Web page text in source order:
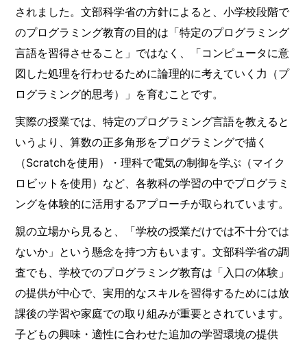
されました。文部科学省の方針によると、小学校段階で
のプログラミング教育の目的は「特定のプログラミング
言語を習得させること」ではなく、「コンピュータに意
図した処理を行わせるために論理的に考えていく力（プ
ログラミング的思考）」を育むことです。
実際の授業では、特定のプログラミング言語を教えると
いうより、算数の正多角形をプログラミングで描く
（Scratchを使用）・理科で電気の制御を学ぶ（マイク
ロビットを使用）など、各教科の学習の中でプログラミ
ングを体験的に活用するアプローチが取られています。
親の立場から見ると、「学校の授業だけでは不十分では
ないか」という懸念を持つ方もいます。文部科学省の調
査でも、学校でのプログラミング教育は「入口の体験」
の提供が中心で、実用的なスキルを習得するためには放
課後の学習や家庭での取り組みが重要とされています。
子どもの興味・適性に合わせた追加の学習環境の提供